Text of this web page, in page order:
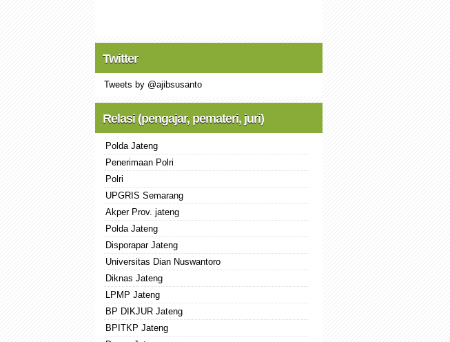
Twitter
Tweets by @ajibsusanto
Relasi (pengajar, pemateri, juri)
Polda Jateng
Penerimaan Polri
Polri
UPGRIS Semarang
Akper Prov. jateng
Polda Jateng
Disporapar Jateng
Universitas Dian Nuswantoro
Diknas Jateng
LPMP Jateng
BP DIKJUR Jateng
BPITKP Jateng